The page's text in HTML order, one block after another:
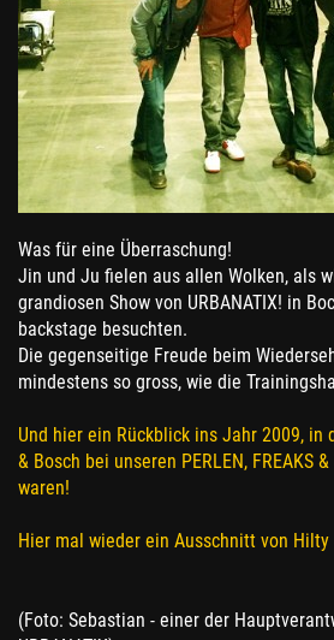
Was für eine Überraschung!
Jin und Ju fielen aus allen Wolken, als
grandiosen Show von URBANATIX! in
backstage besuchten.
Die gegenseitige Freude beim
mindestens so gross, wie die
Und hier ein Rückblick ins Jahr 2009,
& Bosch bei unseren PERLEN, FREAKS &
waren!
Hier mal wieder ein Ausschnitt von Hilty
(Foto: Sebastian - einer der